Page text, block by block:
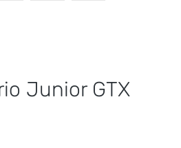
Junior GTX